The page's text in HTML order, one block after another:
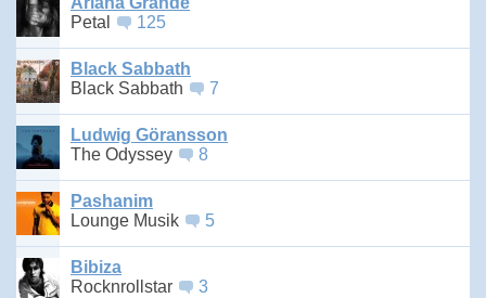
Petal
125
Black Sabbath
Black Sabbath
7
Ludwig Göransson
The Odyssey
8
Pashanim
Lounge Musik
5
Bibiza
Rocknrollstar
3